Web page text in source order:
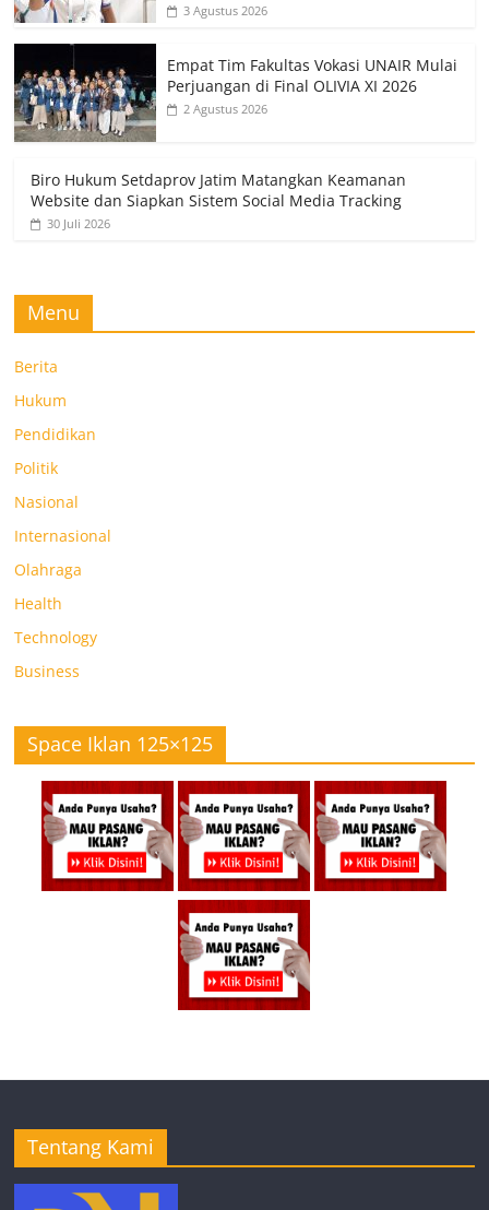
3 Agustus 2026
Empat Tim Fakultas Vokasi UNAIR Mulai
Perjuangan di Final OLIVIA XI 2026
2 Agustus 2026
Biro Hukum Setdaprov Jatim Matangkan Keamanan
Website dan Siapkan Sistem Social Media Tracking
30 Juli 2026
Menu
Berita
Hukum
Pendidikan
Politik
Nasional
Internasional
Olahraga
Health
Technology
Business
Space Iklan 125×125
Tentang Kami